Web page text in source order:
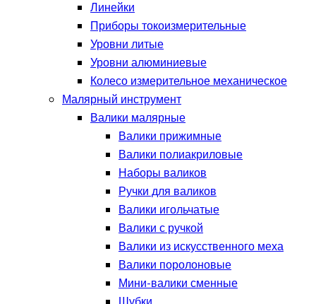
Линейки
Приборы токоизмерительные
Уровни литые
Уровни алюминиевые
Колесо измерительное механическое
Малярный инструмент
Валики малярные
Валики прижимные
Валики полиакриловые
Наборы валиков
Ручки для валиков
Валики игольчатые
Валики с ручкой
Валики из искусственного меха
Валики поролоновые
Мини-валики сменные